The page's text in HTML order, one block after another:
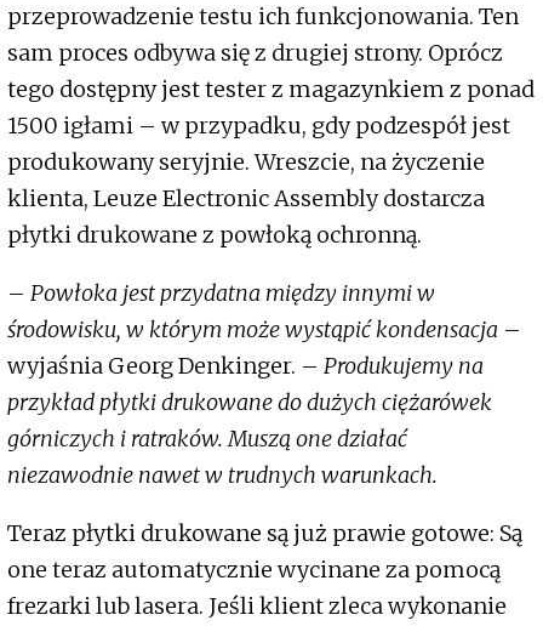
przeprowadzenie testu ich funkcjonowania. Ten
sam proces odbywa się z drugiej strony. Oprócz
tego dostępny jest tester z magazynkiem z ponad
1500 igłami – w przypadku, gdy podzespół jest
produkowany seryjnie. Wreszcie, na życzenie
klienta, Leuze Electronic Assembly dostarcza
płytki drukowane z powłoką ochronną.
– Powłoka jest przydatna między innymi w
środowisku, w którym może wystąpić kondensacja –
wyjaśnia Georg Denkinger. – Produkujemy na
przykład płytki drukowane do dużych ciężarówek
górniczych i ratraków. Muszą one działać
niezawodnie nawet w trudnych warunkach.
Teraz płytki drukowane są już prawie gotowe: Są
one teraz automatycznie wycinane za pomocą
frezarki lub lasera. Jeśli klient zleca wykonanie